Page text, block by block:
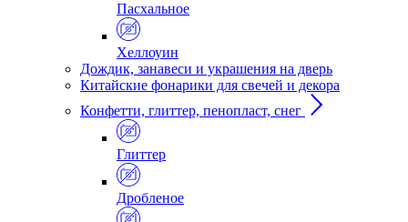
Пасхальное
Хеллоуин
Дождик, занавеси и украшения на дверь
Китайские фонарики для свечей и декора
Конфетти, глиттер, пенопласт, снег
Глиттер
Дробленое